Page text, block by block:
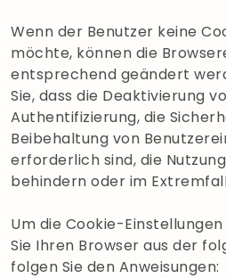
Wenn der Benutzer keine
möchte, können die
entsprechend geändert
Sie, dass die Deaktivierung
Authentifizierung, die
Beibehaltung von
erforderlich sind, die
behindern oder im
Um die Cookie-
Sie Ihren Browser aus der
folgen Sie den Anweisungen: